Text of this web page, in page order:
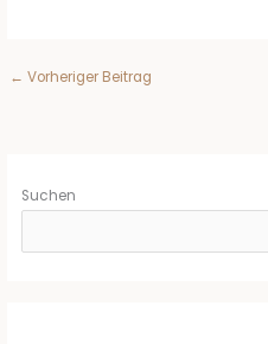
← Vorheriger Beitrag
Suchen